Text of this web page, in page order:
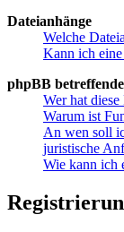
Dateianhänge
Welche
Kann ich
phpBB
Wer hat
Warum ist
An wen soll
juristische
Wie kann ich